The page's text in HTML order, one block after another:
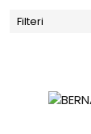
Filteri